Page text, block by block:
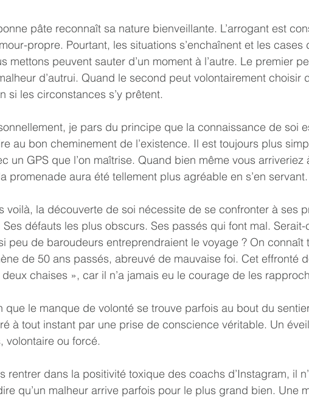
propre. Pourtant, les situations s’enchaînent et les cases
mettons peuvent sauter d’un moment à l’autre. Le premier
d’autrui. Quand le second peut volontairement choisir
si les circonstances s’y prêtent.
au bon cheminement de l’existence. Il est toujours plus
un GPS que l’on maîtrise. Quand bien même vous
promenade aura été tellement plus agréable en s’en servant.
Ses défauts les plus obscurs. Ses passés qui font mal.
peu de baroudeurs entreprendraient le voyage ? On connaît
de 50 ans passés, abreuvé de mauvaise foi. Cet effronté
chaises », car il n’a jamais eu le courage de les
à tout instant par une prise de conscience véritable. Un
volontaire ou forcé.
qu’un malheur arrive parfois pour le plus grand bien. Une